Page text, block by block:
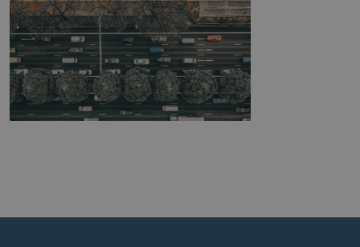
Cosa facciamo
Piattaforme
Industry
News e Media
Contattaci